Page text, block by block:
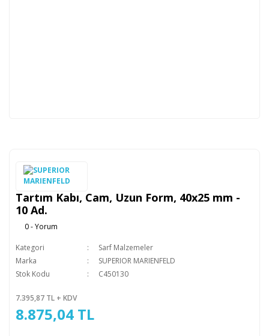
Tartım Kabı, Cam, Uzun Form, 40x25 mm -
10 Ad.
0 - Yorum
Kategori
Sarf Malzemeler
Marka
SUPERIOR MARIENFELD
Stok Kodu
C450130
7.395,87 TL + KDV
8.875,04 TL